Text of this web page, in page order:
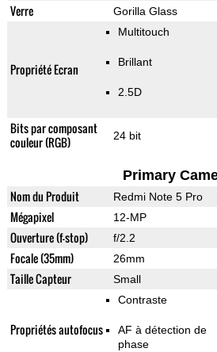
Verre Gorilla Glass
Propriété Ecran
Multitouch
Brillant
2.5D
Bits par composant
couleur (RGB)
24 bit
Primary
Nom du Produit Redmi Note 5 Pro
Mégapixel 12-MP
Ouverture (f-stop) f/2.2
Focale (35mm) 26mm
Taille Capteur Small
Propriétés autofocus
Contraste
AF à détection de
phase